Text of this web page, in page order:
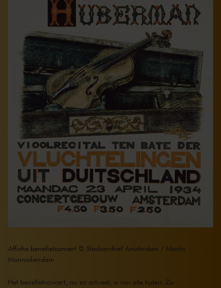
Affiche benefietconcert © Stadsarchief Amsterdam / Martin
Monnickendam
Het benefietconcert, nu zo actueel, is van alle tijden. Zo